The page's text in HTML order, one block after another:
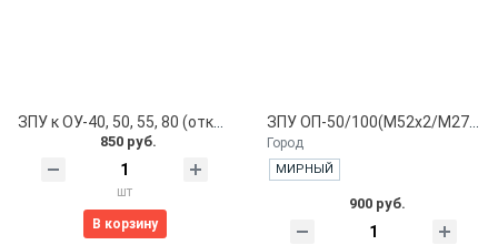
ЗПУ к ОУ-40, 50, 55, 80 (откидного типа)
850 руб.
шт
В корзину
ЗПУ ОП-50/100(М52х2/М27х1,5/М10х1) откидного типа
Город
МИРНЫЙ
900 руб.